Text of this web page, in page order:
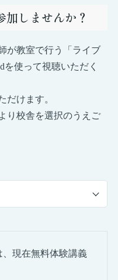
しませんか？
が教室で行う「ライブ
使って視聴いただく
だけます。
り校舎を選択のうえご
現在無料体験講義